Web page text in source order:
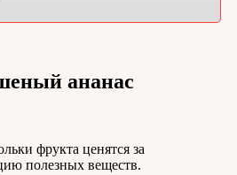
ананас
фрукта ценятся за
полезных веществ.